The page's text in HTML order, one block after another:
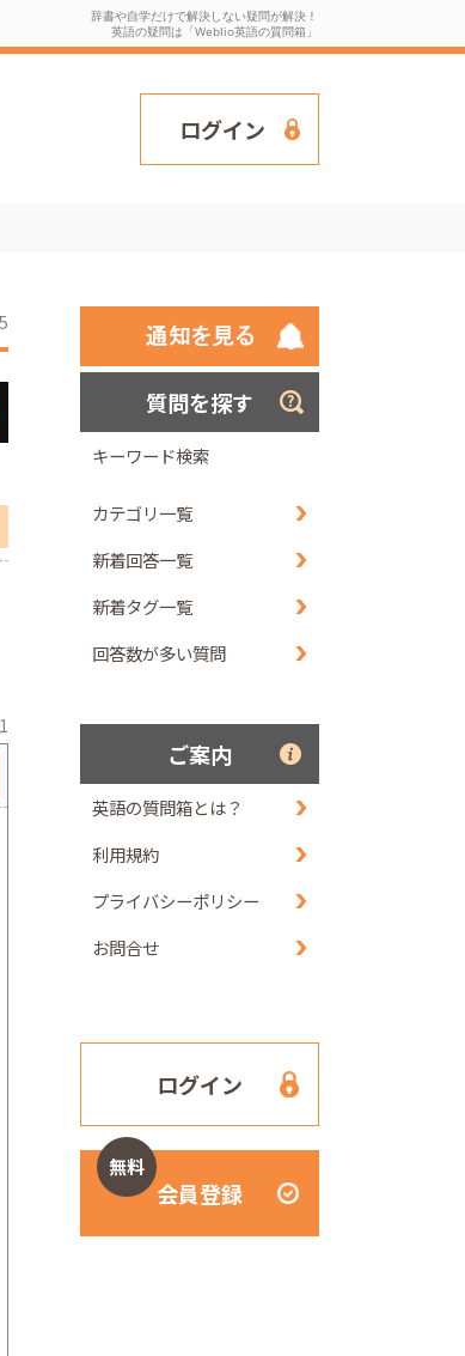
辞書や自学だけで解決しない疑問が解決！
英語の疑問は「Weblio英語の質問箱」
ログイン
質問を探す
キーワード検索
カテゴリ一覧
新着回答一覧
新着タグ一覧
回答数が多い質問
ご案内
英語の質問箱とは？
利用規約
プライバシーポリシー
お問合せ
ログイン
無料
会員登録